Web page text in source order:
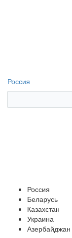
Россия
Россия
Беларусь
Казахстан
Украина
Азербайджан